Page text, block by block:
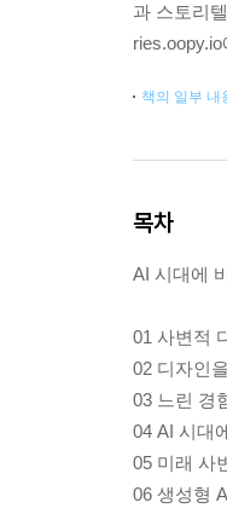
과 스토리
책의 일부 내
목차
AI 시대에
01 사변적
02 디자인
03 느린 경
04 AI 시대
05 미래 사
06 생성형